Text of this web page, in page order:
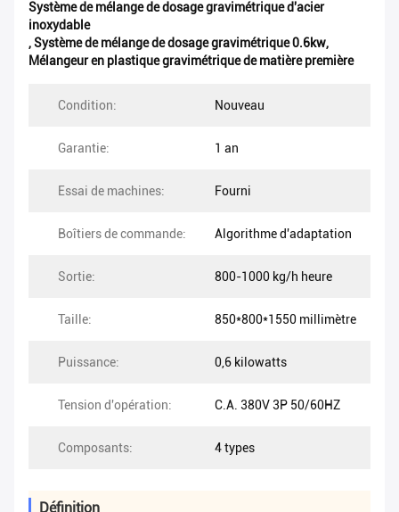
Système de mélange de dosage gravimétrique d'acier
inoxydable
,Système de mélange de dosage gravimétrique 0.6kw,
Mélangeur en plastique gravimétrique de matière première
Condition: Nouveau
Garantie: 1 an
Essai de machines: Fourni
Boîtiers de commande: Algorithme d'adaptation
Sortie: 800-1000 kg/h heure
Taille: 850*800*1550 millimètre
Puissance: 0,6 kilowatts
Tension d'opération: C.A. 380V 3P 50/60HZ
Composants: 4 types
Définition